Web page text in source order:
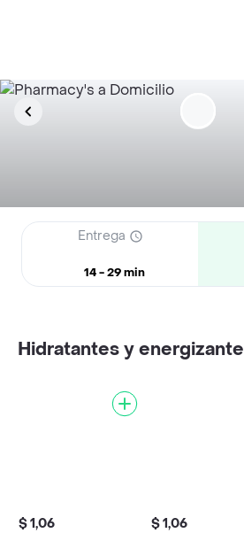
Entrega
14 - 29 min
Hidratantes y energizante
$ 1,06 $ 1,06